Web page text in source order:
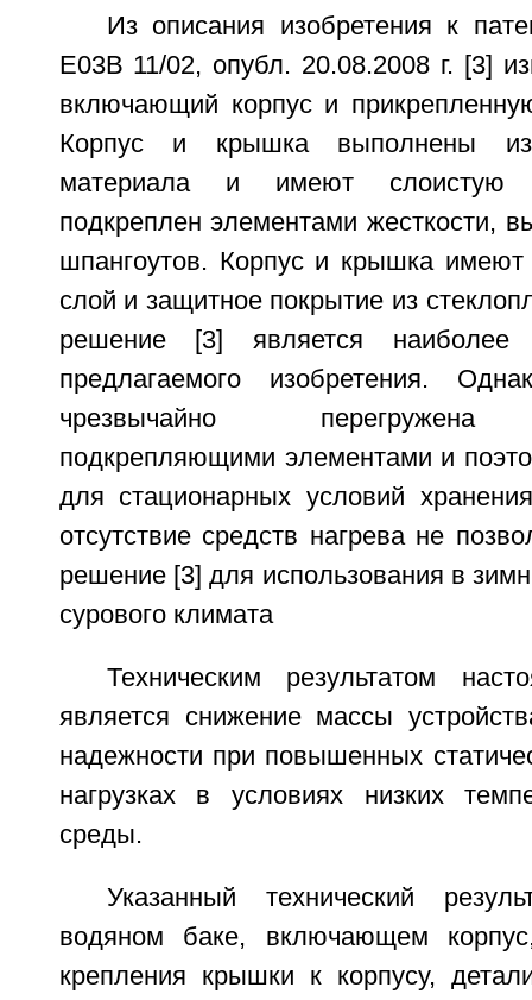
Из описания изобретения к
Е03В 11/02, опубл. 20.08.2008 г. [3]
включающий корпус и
Корпус и крышка выполнены из
материала и имеют слоистую
подкреплен элементами жесткости,
шпангоутов. Корпус и крышка имеют
слой и защитное покрытие из
решение [3] является наиболее
предлагаемого изобретения.
чрезвычайно перегружена
подкрепляющими элементами и
для стационарных условий
отсутствие средств нагрева не
решение [3] для использования в
сурового климата
Техническим результатом
является снижение массы
надежности при повышенных
нагрузках в условиях низких
среды.
Указанный технический
водяном баке, включающем
крепления крышки к корпусу,